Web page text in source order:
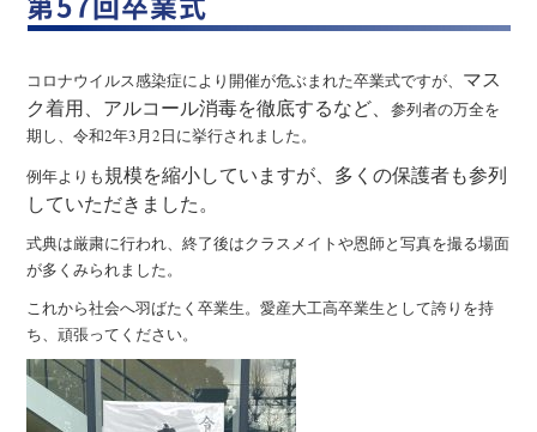
コロナウイルス感染症により開催が危ぶまれた卒業式ですが、 マス
ク着用、アルコール消毒を徹底するなど、参列者の万全を
期し、令和2年3月2日に挙行されました。
例年よりも規模を縮小していますが、多くの保護者も参列
していただきました。
式典は厳粛に行われ、終了後はクラスメイトや恩師と写真を撮る場面
が多くみられました。
これから社会へ羽ばたく卒業生。愛産大工高卒業生として誇りを持
ち、頑張ってください。